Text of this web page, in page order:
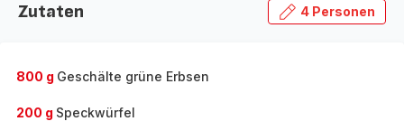
Zutaten 4 Personen
800 g Geschälte grüne Erbsen
200 g Speckwürfel